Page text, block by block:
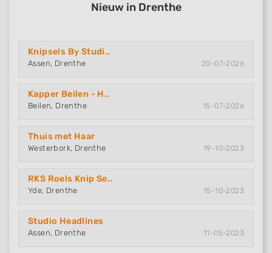
Nieuw in Drenthe
Knipsels By Studi..
Assen, Drenthe 20-07-2026
Kapper Beilen - H..
Beilen, Drenthe 15-07-2026
Thuis met Haar
Westerbork, Drenthe 19-10-2023
RKS Roels Knip Se..
Yde, Drenthe 15-10-2023
Studio Headlines
Assen, Drenthe 11-05-2023